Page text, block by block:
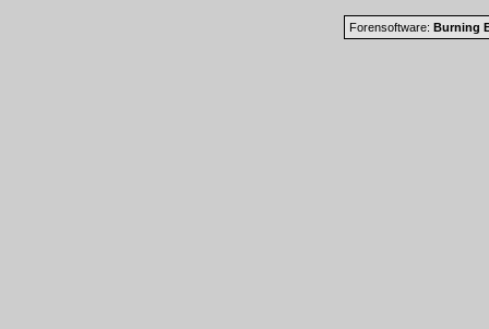
Forensoftware: Burning